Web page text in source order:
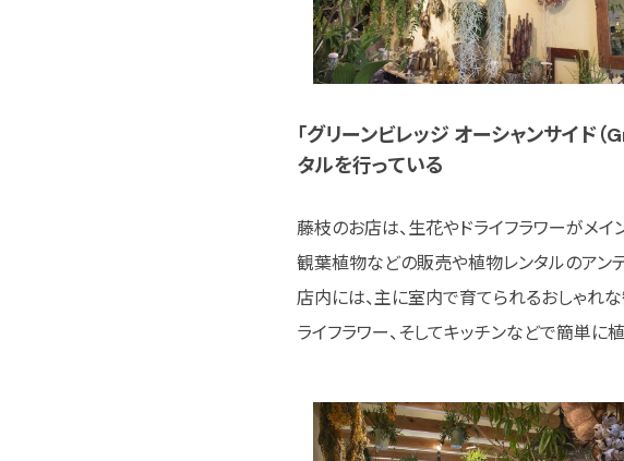
「グリーンビレッジ オーシャンサイ
タルを行っている
藤枝のお店は、生花やドライフラワーがメイ
観葉植物などの販売や植物レンタルのアン
店内には、主に室内で育てられるおしゃれ
ライフラワー、そしてキッチンなどで簡単に